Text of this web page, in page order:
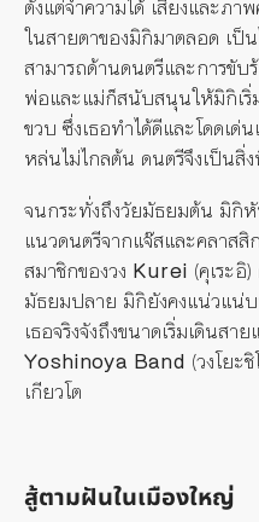
ตั้งแต่จำความได้ เสียงและภ
ในสายตาของมิกิมาตลอด เป็
สามารถด้านดนตรีและการขับ
พ่อและแม่ก็สนับสนุนให้มิกิเริ่
ขวบ ซึ่งเธอทำได้ดีและโดดเด่
หล่นไม่ไกลต้น ดนตรีจึงเป็นสิ่
จนกระทั่งถึงวัยมัธยมต้น มิกิหั
แนวดนตรีจากแจ๊สและคลาสสิ
สมาชิกของวง Kurei (คุเระ
มัธยมปลาย มิกิยังคงแน่วแน่
เธอจริงจังถึงขนาดเริ่มเดินส
Yoshinoya Band (วงโยะ
เกียวโต
สู้ตามฝันในเมืองใหญ่